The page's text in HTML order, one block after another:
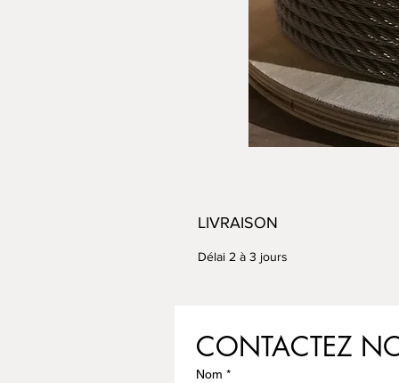
LIVRAISON
Délai 2 à 3 jours
CONTACTEZ
Nom *